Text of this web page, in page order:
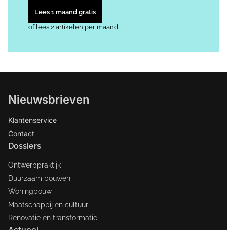
Lees 1 maand gratis
of lees 2 artikelen per maand
Nieuwsbrieven
Klantenservice
Contact
Dossiers
Ontwerppraktijk
Duurzaam bouwen
Woningbouw
Maatschappij en cultuur
Renovatie en transformatie